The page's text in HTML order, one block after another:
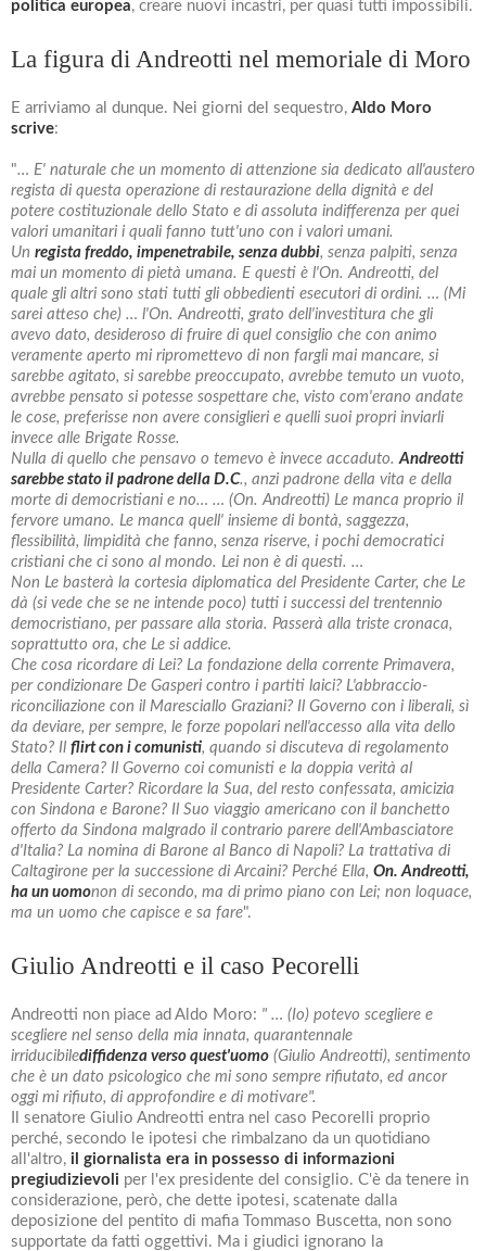
politica europea, creare nuovi incastri, per quasi tutti impossibili.
La figura di Andreotti nel memoriale di Moro
E arriviamo al dunque. Nei giorni del sequestro, Aldo Moro
scrive:
"… E' naturale che un momento di attenzione sia dedicato all'austero
regista di questa operazione di restaurazione della dignità e del
potere costituzionale dello Stato e di assoluta indifferenza per quei
valori umanitari i quali fanno tutt'uno con i valori umani.
Un regista freddo, impenetrabile, senza dubbi, senza palpiti, senza
mai un momento di pietà umana. E questi è l'On. Andreotti, del
quale gli altri sono stati tutti gli obbedienti esecutori di ordini. … (Mi
sarei atteso che) … l'On. Andreotti, grato dell'investitura che gli
avevo dato, desideroso di fruire di quel consiglio che con animo
veramente aperto mi ripromettevo di non fargli mai mancare, si
sarebbe agitato, si sarebbe preoccupato, avrebbe temuto un vuoto,
avrebbe pensato si potesse sospettare che, visto com'erano andate
le cose, preferisse non avere consiglieri e quelli suoi propri inviarli
invece alle Brigate Rosse.
Nulla di quello che pensavo o temevo è invece accaduto. Andreotti
sarebbe stato il padrone della D.C., anzi padrone della vita e della
morte di democristiani e no… … (On. Andreotti) Le manca proprio il
fervore umano. Le manca quell' insieme di bontà, saggezza,
flessibilità, limpidità che fanno, senza riserve, i pochi democratici
cristiani che ci sono al mondo. Lei non è di questi. …
Non Le basterà la cortesia diplomatica del Presidente Carter, che Le
dà (si vede che se ne intende poco) tutti i successi del trentennio
democristiano, per passare alla storia. Passerà alla triste cronaca,
soprattutto ora, che Le si addice.
Che cosa ricordare di Lei? La fondazione della corrente Primavera,
per condizionare De Gasperi contro i partiti laici? L'abbraccio-
riconciliazione con il Maresciallo Graziani? Il Governo con i liberali, sì
da deviare, per sempre, le forze popolari nell'accesso alla vita dello
Stato? Il flirt con i comunisti, quando si discuteva di regolamento
della Camera? Il Governo coi comunisti e la doppia verità al
Presidente Carter? Ricordare la Sua, del resto confessata, amicizia
con Sindona e Barone? Il Suo viaggio americano con il banchetto
offerto da Sindona malgrado il contrario parere dell'Ambasciatore
d'Italia? La nomina di Barone al Banco di Napoli? La trattativa di
Caltagirone per la successione di Arcaini? Perché Ella, On. Andreotti,
ha un uomonon di secondo, ma di primo piano con Lei; non loquace,
ma un uomo che capisce e sa fare".
Giulio Andreotti e il caso Pecorelli
Andreotti non piace ad Aldo Moro: " … (Io) potevo scegliere e
scegliere nel senso della mia innata, quarantennale
irriducibilediffidenza verso quest'uomo (Giulio Andreotti), sentimento
che è un dato psicologico che mi sono sempre rifiutato, ed ancor
oggi mi rifiuto, di approfondire e di motivare".
Il senatore Giulio Andreotti entra nel caso Pecorelli proprio
perché, secondo le ipotesi che rimbalzano da un quotidiano
all'altro, il giornalista era in possesso di informazioni
pregiudizievoli per l'ex presidente del consiglio. C'è da tenere in
considerazione, però, che dette ipotesi, scatenate dalla
deposizione del pentito di mafia Tommaso Buscetta, non sono
supportate da fatti oggettivi. Ma i giudici ignorano la